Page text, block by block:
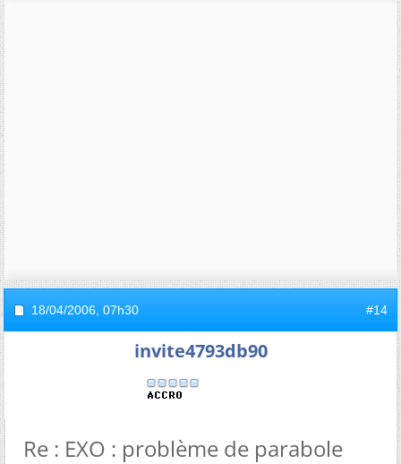
18/04/2006, 07h30 #14
invite4793db90
Re : EXO : problème de parabole